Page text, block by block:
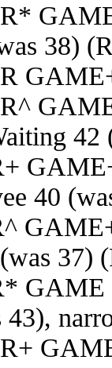
38)
42
40
37)
43),